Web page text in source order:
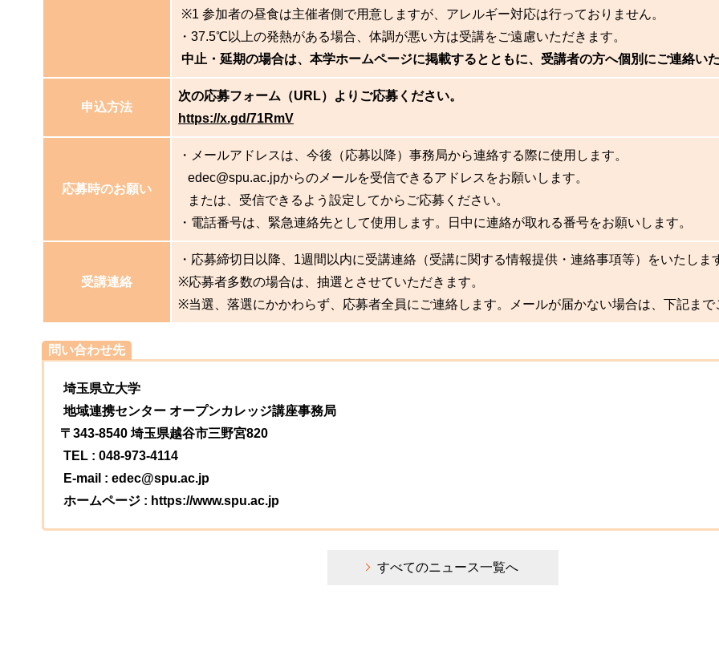
※1 参加者の昼食は主催者側で用意しますが、アレルギー対応は行っておりません。
・37.5℃以上の発熱がある場合、体調が悪い方は受講をご遠慮いただきます。
中止・延期の場合は、本学ホームページに掲載するとともに、受講者の方へ個別にご連絡い
申込方法
次の応募フォーム（URL）よりご応募ください。
https://x.gd/71RmV
応募時のお願い
・メールアドレスは、今後（応募以降）事務局から連絡する際に使用します。
edec@spu.ac.jpからのメールを受信できるアドレスをお願いします。
または、受信できるよう設定してからご応募ください。
・電話番号は、緊急連絡先として使用します。日中に連絡が取れる番号をお願いします。
受講連絡
・応募締切日以降、1週間以内に受講連絡（受講に関する情報提供・連絡事項等）をいたしま
※応募者多数の場合は、抽選とさせていただきます。
※当選、落選にかかわらず、応募者全員にご連絡します。メールが届かない場合は、下記まで
問い合わせ先
埼玉県立大学
地域連携センター オープンカレッジ講座事務局
〒343-8540 埼玉県越谷市三野宮820
TEL : 048-973-4114
E-mail : edec@spu.ac.jp
ホームページ : https://www.spu.ac.jp
すべてのニュース一覧へ